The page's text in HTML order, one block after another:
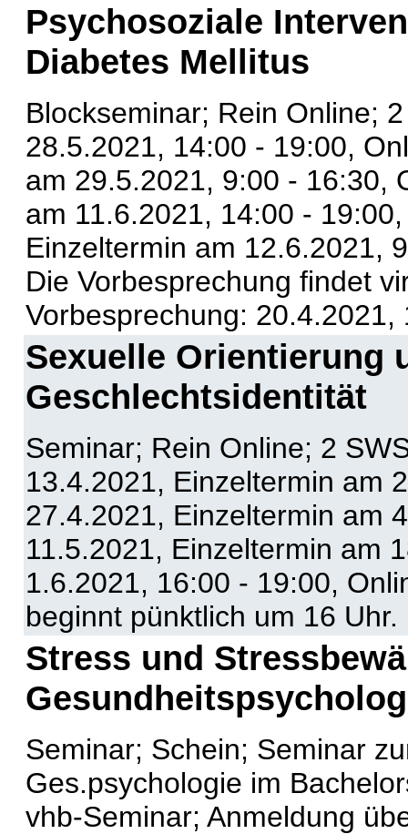
Psychosoziale
Diabetes Mellitus
Blockseminar; Rein Online;
28.5.2021, 14:00 - 19:00,
am 29.5.2021, 9:00 - 16:30,
am 11.6.2021, 14:00 -
Einzeltermin am 12.6.2021,
Die Vorbesprechung findet
Vorbesprechung: 20.4.2021,
Sexuelle Orientierung
Geschlechtsidentität
Seminar; Rein Online; 2
13.4.2021, Einzeltermin am
27.4.2021, Einzeltermin am
11.5.2021, Einzeltermin am
1.6.2021, 16:00 - 19:00,
beginnt pünktlich um 16 Uhr.
Stress und
Seminar; Schein; Seminar
Ges.psychologie im
vhb-Seminar; Anmeldung